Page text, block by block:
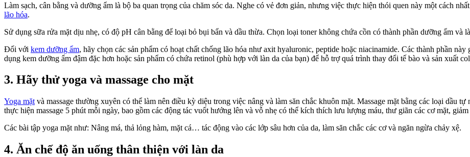
Làm sạch, cân bằng và dưỡng ẩm là bộ ba quan trọng của chăm sóc da. Nghe có vẻ đơn giản, nhưng việc thực hiện thói quen này một cách
lão hóa.
Sử dụng sữa rửa mặt dịu nhẹ, có độ pH cân bằng để loại bỏ bụi bẩn và dầu thừa. Chọn loại toner không chứa cồn có thành phần dưỡng ẩm và
Đối với kem dưỡng ẩm, hãy chọn các sản phẩm có hoạt chất chống lão hóa như axit hyaluronic, peptide hoặc niacinamide. Các thành phần
dụng kem dưỡng ẩm đậm đặc hơn hoặc sản phẩm có chứa retinol (phù hợp với làn da của bạn) để hỗ trợ quá trình thay đổi tế bào và sản xuất
3. Hãy thử yoga và massage cho mặt
Yoga mặt và massage thường xuyên có thể làm nên điều kỳ diệu trong việc nâng và làm săn chắc khuôn mặt. Massage mặt bằng các loại dầu
thực hiện massage 5 phút mỗi ngày, bao gồm các động tác vuốt hướng lên và vỗ nhẹ có thể kích thích lưu lượng máu, thư giãn các cơ mặt, giảm
Các bài tập yoga mặt như: Nâng má, thả lỏng hàm, mặt cá… tác động vào các lớp sâu hơn của da, làm săn chắc các cơ và ngăn ngừa chảy xệ.
4. Ăn chế độ ăn uống thân thiện với làn da